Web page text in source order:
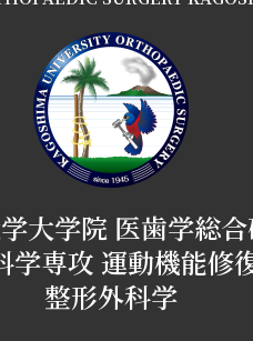
大学院 医歯学総
学専攻 運動機能修
整形外科学